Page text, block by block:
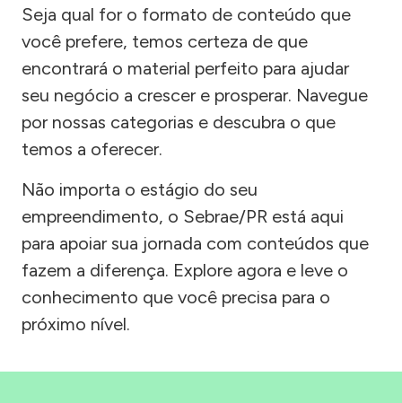
Seja qual for o formato de conteúdo que
você prefere, temos certeza de que
encontrará o material perfeito para ajudar
seu negócio a crescer e prosperar. Navegue
por nossas categorias e descubra o que
temos a oferecer.
Não importa o estágio do seu
empreendimento, o Sebrae/PR está aqui
para apoiar sua jornada com conteúdos que
fazem a diferença. Explore agora e leve o
conhecimento que você precisa para o
próximo nível.